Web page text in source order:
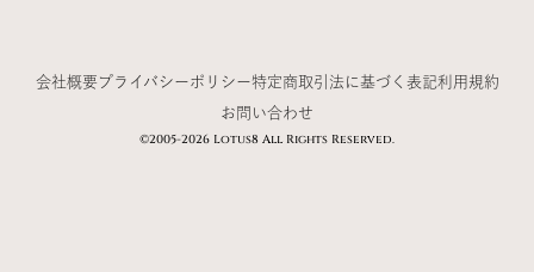
©2005-2026 Lotus8 All Rights Reserved.
会社概要プライバシーポリシー特定商取引法に基づく表記利用規約
お問い合わせ